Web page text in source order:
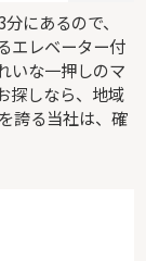
にあるので、
エレベーター付
いな一押しのマ
探しなら、地域
誇る当社は、確